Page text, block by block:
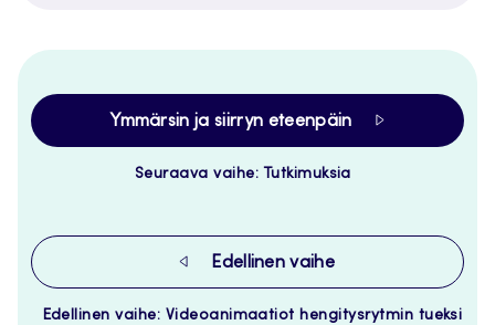
Ymmärsin ja siirryn eteenpäin
Seuraava vaihe: Tutkimuksia
Edellinen vaihe
Edellinen vaihe: Videoanimaatiot hengitysrytmin tueksi